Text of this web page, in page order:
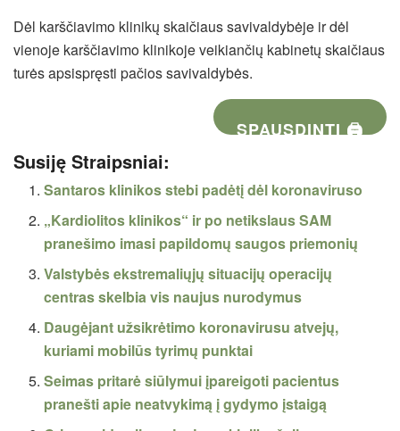
Dėl karščiavimo klinikų skaičiaus savivaldybėje ir dėl
vienoje karščiavimo klinikoje veikiančių kabinetų skaičiaus
turės apsispręsti pačios savivaldybės.
SPAUSDINTI 🖨
Susiję Straipsniai:
Santaros klinikos stebi padėtį dėl koronaviruso
„Kardiolitos klinikos“ ir po netikslaus SAM
pranešimo imasi papildomų saugos priemonių
Valstybės ekstremaliųjų situacijų operacijų
centras skelbia vis naujus nurodymus
Daugėjant užsikrėtimo koronavirusu atvejų,
kuriami mobilūs tyrimų punktai
Seimas pritarė siūlymui įpareigoti pacientus
pranešti apie neatvykimą į gydymo įstaigą